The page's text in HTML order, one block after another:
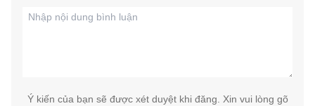
Ý kiến của bạn sẽ được xét duyệt khi đăng. Xin vui lòng gõ